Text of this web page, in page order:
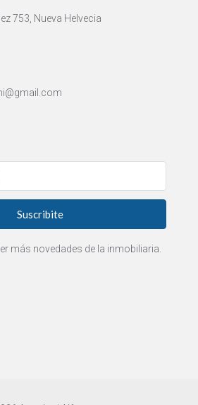
753, Nueva Helvecia
Suscribite
más novedades de la inmobiliaria.